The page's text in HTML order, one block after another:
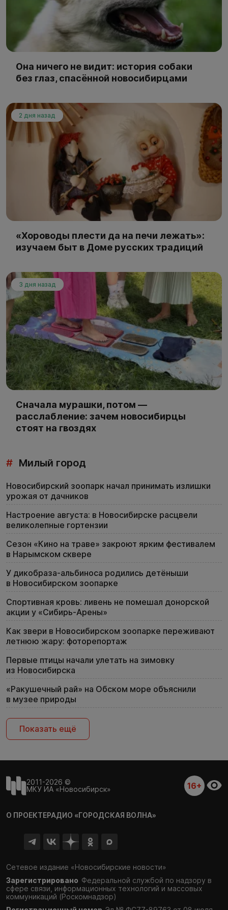
Она ничего не видит: история собаки
без глаз, спасённой новосибирцами
2 дня назад
«Хороводы плести да на печи лежать»:
изучаем быт в Доме русских традиций
3 дня назад
Сначала мурашки, потом —
расслабление: зачем новосибирцы
стоят на гвоздях
# Милый город
Новосибирский зоопарк начал принимать излишки
урожая от дачников
Настроение августа: в Новосибирске расцвели
великолепные гортензии
Сезон «Кино на траве» закроют ярким фестивалем
в Нарымском сквере
У дикобраза-альбиноса родились детёныши
в Новосибирском зоопарке
Спортивная кровь: ливень не помешал донорской
акции у «Сибирь-Арены»
Как звери в Новосибирском зоопарке переживают
летнюю жару: фоторепортаж
Первые птицы начали улетать на зимовку
из Новосибирска
«Ракушечный рай» на Обском море объяснили
в музее природы
Показать ещё
2011-2026 ©
МКУ ИА «Новосибирск»
16+
О ПРОЕКТЕРАДИО «ГОРОДСКАЯ ВОЛНА»
Сетевое издание «Новосибирские новости»
Зарегистрировано Федеральной службой по надзору в
сфере связи, информационных технологий и массовых
коммуникаций (Роскомнадзор)